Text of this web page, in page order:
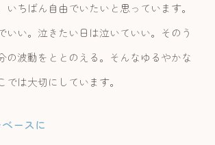
いちばん自由でいたいと思っています。
いい。泣きたい日は泣いていい。そのう
の波動をととのえる。そんなゆるやかな
では大切にしています。
ースに